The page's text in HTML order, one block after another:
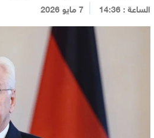
الساعة : 14:36 7 مايو 2026